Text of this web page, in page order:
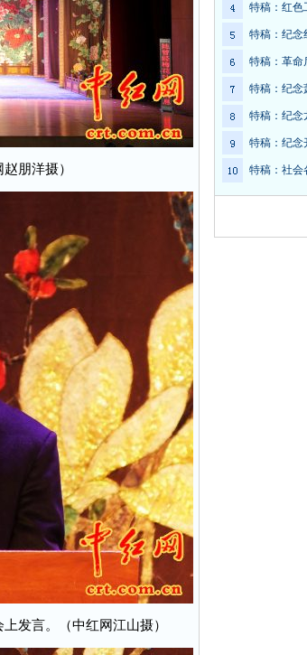
朋洋摄）
发言。（中红网江山摄）
特稿：红色
特稿：纪念
特稿：革命
特稿：纪念
特稿：纪念
特稿：纪念
特稿：社会